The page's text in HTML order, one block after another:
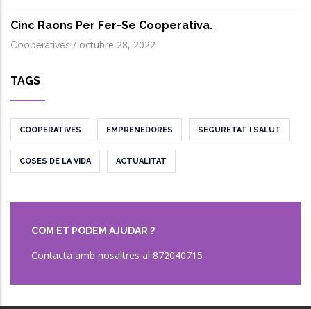
Cinc Raons Per Fer-Se Cooperativa.
Cooperatives / octubre 28, 2022
TAGS
COOPERATIVES EMPRENEDORES SEGURETAT I SALUT
COSES DE LA VIDA ACTUALITAT
COM ET PODEM AJUDAR ?
Contacta amb nosaltres al 872040715